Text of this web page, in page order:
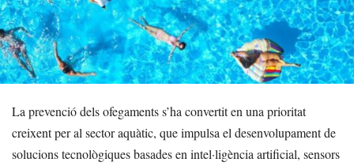
La prevenció dels ofegaments s’ha convertit en una prioritat
creixent per al sector aquàtic, que impulsa el desenvolupament de
solucions tecnològiques basades en intel·ligència artificial, sensors